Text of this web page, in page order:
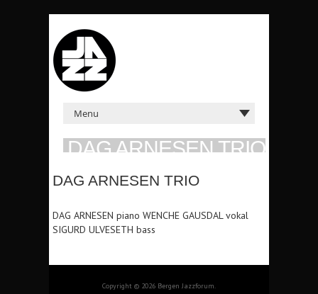
DAG ARNESEN TRIO
DAG ARNESEN TRIO
DAG ARNESEN piano WENCHE GAUSDAL vokal
SIGURD ULVESETH bass
Copyright © 2026 Bergen Jazzforum.